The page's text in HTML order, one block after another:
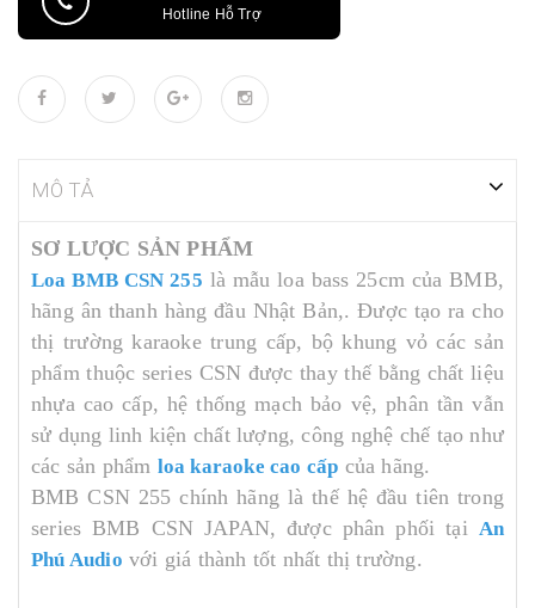
Hotline Hỗ Trợ
MÔ TẢ
SƠ LƯỢC SẢN PHẨM
Loa BMB CSN 255 là mẫu loa bass 25cm của BMB,
hãng ân thanh hàng đầu Nhật Bản,. Được tạo ra cho
thị trường karaoke trung cấp, bộ khung vỏ các sản
phẩm thuộc series CSN được thay thế bằng chất liệu
nhựa cao cấp, hệ thống mạch bảo vệ, phân tần vẫn
sử dụng linh kiện chất lượng, công nghệ chế tạo như
các sản phẩm loa karaoke cao cấp của hãng.
BMB CSN 255 chính hãng là thế hệ đầu tiên trong
series BMB CSN JAPAN, được phân phối tại An
Phú Audio với giá thành tốt nhất thị trường.